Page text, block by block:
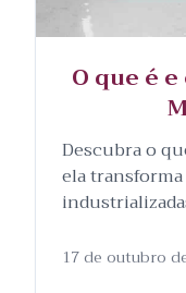
O que é
Descubra o
ela
processo.
17 de outubro